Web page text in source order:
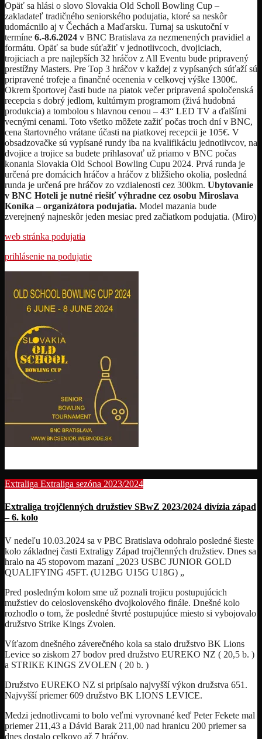
Opäť sa hlási o slovo Slovakia Old Scholl Bowling Cup –
zakladateľ tradičného seniorského podujatia, ktoré sa neskôr
udomácnilo aj v Čechách a Maďarsku. Turnaj sa uskutoční v
termíne 6.-8.6.2024 v BNC Bratislava za nezmenených pravidiel a
formátu. Opäť sa bude súťažiť v jednotlivcoch, dvojiciach,
trojiciach a pre najlepších 32 hráčov z All Eventu bude pripravený
prestížny Masters. Pre Top 3 hráčov v každej z vypísaných súťaží sú
pripravené trofeje a finančné ocenenia v celkovej výške 1300€.
Okrem športovej časti bude na piatok večer pripravená spoločenská
recepcia s dobrý jedlom, kultúrnym programom (živá hudobná
produkcia) a tombolou s hlavnou cenou – 43“ LED TV a ďalšími
vecnými cenami. Toto všetko môžete zažiť počas troch dní v BNC,
cena štartovného vrátane účasti na piatkovej recepcii je 105€. V
obsadzovačke sú vypísané rundy iba na kvalifikáciu jednotlivcov, na
dvojice a trojice sa budete prihlasovať už priamo v BNC počas
konania Slovakia Old School Bowling Cupu 2024. Prvá runda je
určená pre domácich hráčov a hráčov z bližšieho okolia, posledná
runda je určená pre hráčov zo vzdialenosti cez 300km. Ubytovanie
v BNC Hoteli je nutné riešiť výhradne cez osobu Miroslava
Koníka – organizátora podujatia. Model mazania bude
zverejnený najneskôr jeden mesiac pred začiatkom podujatia. (Miro)
web stránka podujatia
prihlásenie na podujatie
Extraliga Extraliga sezóna 2023/2024
Extraliga trojčlenných družstiev SBwZ 2023/2024 divízia západ
– 6. kolo
V nedeľu 10.03.2024 sa v PBC Bratislava odohralo posledné šieste
kolo základnej časti Extraligy Západ trojčlenných družstiev. Dnes sa
hralo na 45 stopovom mazaní „2023 USBC JUNIOR GOLD
QUALIFYING 45FT. (U12BG U15G U18G) „
Pred posledným kolom sme už poznali trojicu postupujúcich
mužstiev do celoslovenského dvojkolového finále. Dnešné kolo
rozhodlo o tom, že posledné štvrté postupujúce miesto si vybojovalo
družstvo Strike Kings Zvolen.
Víťazom dnešného záverečného kola sa stalo družstvo BK Lions
Levice so ziskom 27 bodov pred družstvo EUREKO NZ ( 20,5 b. )
a STRIKE KINGS ZVOLEN ( 20 b. )
Družstvo EUREKO NZ si pripísalo najvyšší výkon družstva 651.
Najvyšší priemer 609 družstvo BK LIONS LEVICE.
Medzi jednotlivcami to bolo veľmi vyrovnané keď Peter Fekete mal
priemer 211,43 a Dávid Barak 211,00 nad hranicu 200 priemer sa
dnes dostalo celkovo až 7 hráčov.